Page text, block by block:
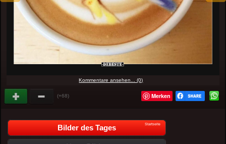
Kommentare ansehen... (0)
(+68) Merken
Bilder des Tages Startseite